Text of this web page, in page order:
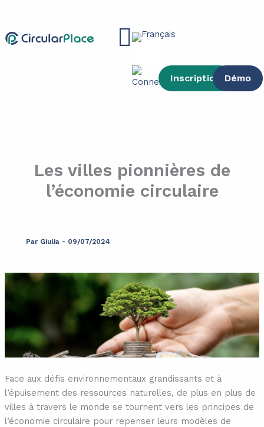
contenu
Main
Inscription Démo
Les villes pionnières de
l’économie circulaire
Par Giulia - 09/07/2024
Face aux défis environnementaux grandissants et à
l’épuisement des ressources naturelles, de plus en plus de
villes à travers le monde se tournent vers les principes de
l’économie circulaire pour repenser leurs modèles de